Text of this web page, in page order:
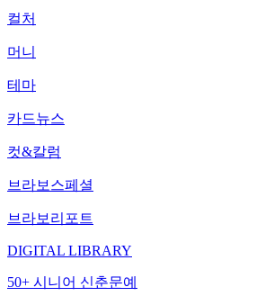
컬처
머니
테마
카드뉴스
컷&칼럼
브라보스페셜
브라보리포트
DIGITAL LIBRARY
50+ 시니어 신춘문예